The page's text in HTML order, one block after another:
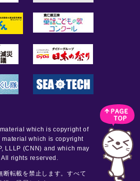
which is copyright of
material which is copyright
LLLP (CNN) and which may
rights reserved.
断転載を禁止します。すべて